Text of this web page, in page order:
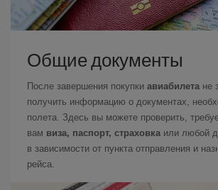
Общие документы
После завершения покупки авиабилета не
получить информацию о документах,
полета. Здесь вы можете проверить,
вам виза, паспорт, страховка или любой
в зависимости от пункта отправления и
рейса.